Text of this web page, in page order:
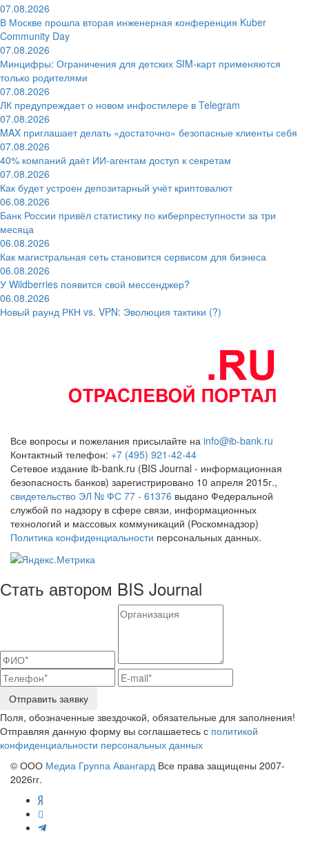
07.08.2026
В Москве прошла вторая инженерная конференция Kuber
Community Day
07.08.2026
Минцифры: Ограничения для детских SIM-карт применяются
только родителями
07.08.2026
ЛК предупреждает о новом инфостилере в Telegram
07.08.2026
MAX приглашает делать «достаточно» безопасные клиенты себя
07.08.2026
40% компаний даёт ИИ‑агентам доступ к секретам
07.08.2026
Как будет устроен депозитарный учёт криптовалют
06.08.2026
Банк России привёл статистику по киберпреступности за три
месяца
06.08.2026
Как магистральная сеть становится сервисом для бизнеса
06.08.2026
У Wildberries появится свой мессенджер?
06.08.2026
Новый раунд РКН vs. VPN: Эволюция тактики (?)
Все вопросы и пожелания присылайте на info@ib-bank.ru
Контактный телефон: +7 (495) 921-42-44
Сетевое издание ib-bank.ru (BIS Journal - информационная
безопасность банков) зарегистрировано 10 апреля 2015г.,
свидетельство ЭЛ № ФС 77 - 61376 выдано Федеральной
службой по надзору в сфере связи, информационных
технологий и массовых коммуникаций (Роскомнадзор)
Политика конфиденциальности персональных данных.
Стать автором BIS Journal
Отправить заявку
Поля, обозначенные звездочкой, обязательные для заполнения!
Отправляя данную форму вы соглашаетесь с политикой
конфиденциальности персональных данных
© ООО Медиа Группа Авангард Все права защищены 2007-
2026гг.